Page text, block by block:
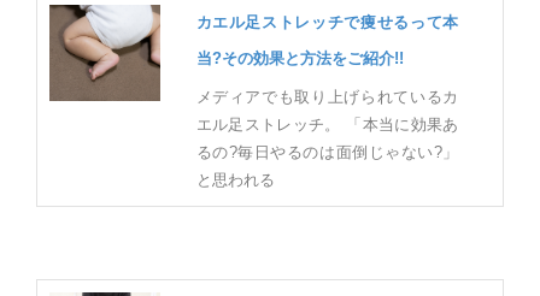
カエル足ストレッチで痩せるって本
当?その効果と方法をご紹介!!
メディアでも取り上げられているカ
エル足ストレッチ。 「本当に効果あ
るの?毎日やるのは面倒じゃない?」
と思われる